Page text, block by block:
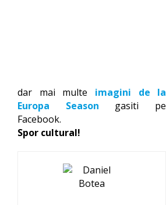
dar mai multe imagini de la
Europa Season gasiti pe
Facebook.
Spor cultural!